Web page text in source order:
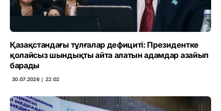
Қазақстандағы тұлғалар дефициті: Президентке
қолайсыз шындықты айта алатын адамдар азайып
барады
30.07.2026 ∣ 22:02